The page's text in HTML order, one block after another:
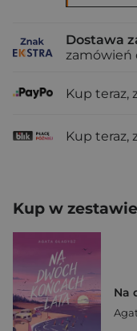
Dostawa
zamówień
Kup teraz,
Kup teraz,
Kup w zestawie
Na